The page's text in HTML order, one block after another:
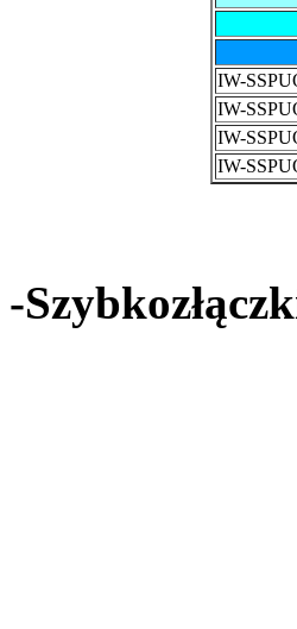
IW-
IW-
IW-
IW-
-